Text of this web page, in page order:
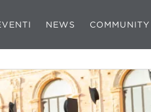
NEWS COMMUNITY